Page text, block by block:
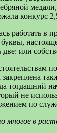
конкурс
работать
или
тогдашний
не
по
в